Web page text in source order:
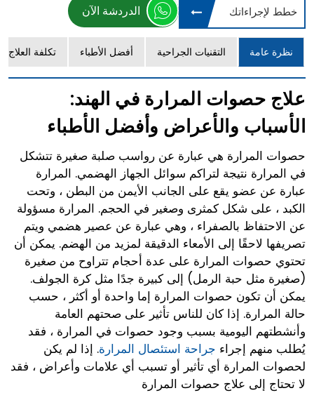
خطط لإجراءاتك الدردشة الآن
نظرة عامة التقنيات الجراحية أفضل الأطباء تكلفة العلاج
علاج حصوات المرارة في الهند:
الأسباب والأعراض وأفضل الأطباء
حصوات المرارة هي عبارة عن رواسب صلبة صغيرة تتشكل
في المرارة نتيجة لتراكم سوائل الجهاز الهضمي. المرارة
عبارة عن عضو يقع على الجانب الأيمن من البطن ، وتحت
الكبد ، على شكل كمثرى وصغير في الحجم. المرارة مسؤولة
عن الاحتفاظ بالصفراء ، وهي عبارة عن عصير هضمي ويتم
تصريفها لاحقًا إلى الأمعاء الدقيقة لمزيد من الهضم. يمكن أن
تحتوي حصوات المرارة على عدة أحجام تتراوح من صغيرة
(صغيرة مثل حبة الرمل) إلى كبيرة جدًا مثل كرة الجولف.
يمكن أن تكون حصوات المرارة إما واحدة أو أكثر ، حسب
حالة المرارة. إذا كان للناس تأثير على صحتهم العامة
وأنشطتهم اليومية بسبب وجود حصوات في المرارة ، فقد
يُطلب منهم إجراء جراحة استئصال المرارة. إذا لم يكن
لحصوات المرارة أي تأثير أو تسبب أي علامات وأعراض ، فقد
لا تحتاج إلى علاج حصوات المرارة